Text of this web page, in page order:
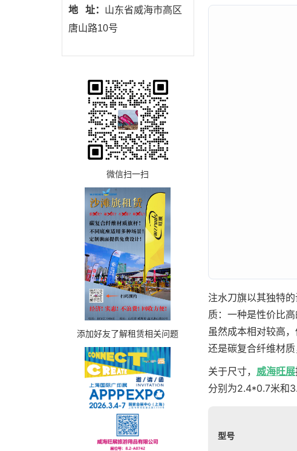
注水刀旗以其独特
质：一种是性价比
虽然成本相对较高
还是碳复合纤维材
关于尺寸， 威海旺展
分别为2.4*0.7米和
型号
地 址： 山东省威海市高区
唐山路10号
微信扫一扫
添加好友了解租赁相关问题